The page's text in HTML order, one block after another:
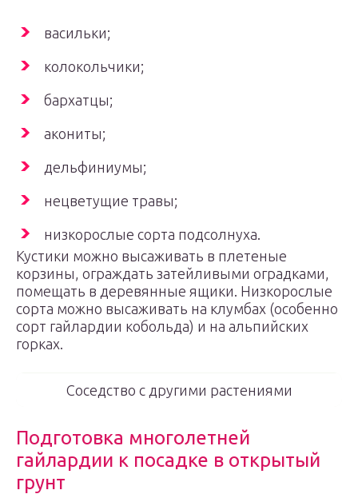
васильки;
колокольчики;
бархатцы;
акониты;
дельфиниумы;
нецветущие травы;
низкорослые сорта подсолнуха.
Кустики можно высаживать в плетеные
корзины, ограждать затейливыми оградками,
помещать в деревянные ящики. Низкорослые
сорта можно высаживать на клумбах (особенно
сорт гайлардии кобольда) и на альпийских
горках.
Соседство с другими растениями
Подготовка многолетней
гайлардии к посадке в открытый
грунт